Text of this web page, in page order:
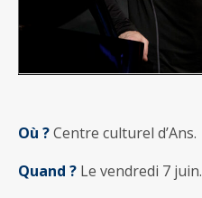
Où ?Centre culturel d’Ans.
Quand ? Le vendredi 7 juin.